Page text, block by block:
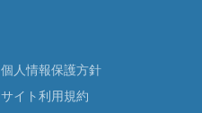
個人情報保護方針
サイト利用規約